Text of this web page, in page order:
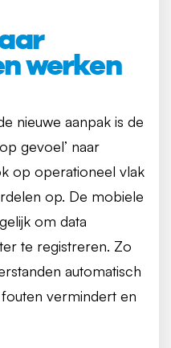
werken
nieuwe aanpak is de
gevoel’ naar
op operationeel vlak
op. De mobiele
om data
te registreren. Zo
automatisch
vermindert en